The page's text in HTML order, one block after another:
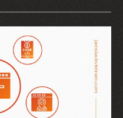
doanh nghiệp thực sự
giá trị thực sự từ các